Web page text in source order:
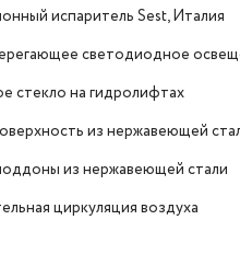
испаритель Sest, Италия
светодиодное
стекло на гидролифтах
из нержавеющей
из нержавеющей стали
циркуляция воздуха